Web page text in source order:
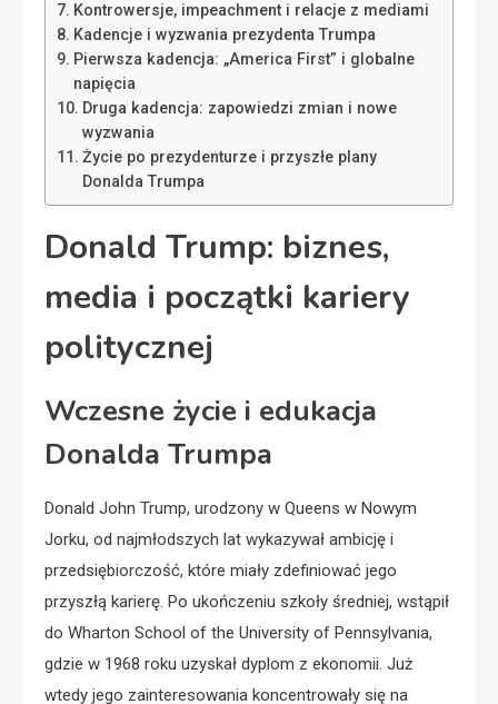
Kontrowersje, impeachment i relacje z mediami
Kadencje i wyzwania prezydenta Trumpa
Pierwsza kadencja: „America First” i globalne
napięcia
Druga kadencja: zapowiedzi zmian i nowe
wyzwania
Życie po prezydenturze i przyszłe plany
Donalda Trumpa
Donald Trump: biznes,
media i początki kariery
politycznej
Wczesne życie i edukacja
Donalda Trumpa
Donald John Trump, urodzony w Queens w Nowym
Jorku, od najmłodszych lat wykazywał ambicję i
przedsiębiorczość, które miały zdefiniować jego
przyszłą karierę. Po ukończeniu szkoły średniej, wstąpił
do Wharton School of the University of Pennsylvania,
gdzie w 1968 roku uzyskał dyplom z ekonomii. Już
wtedy jego zainteresowania koncentrowały się na